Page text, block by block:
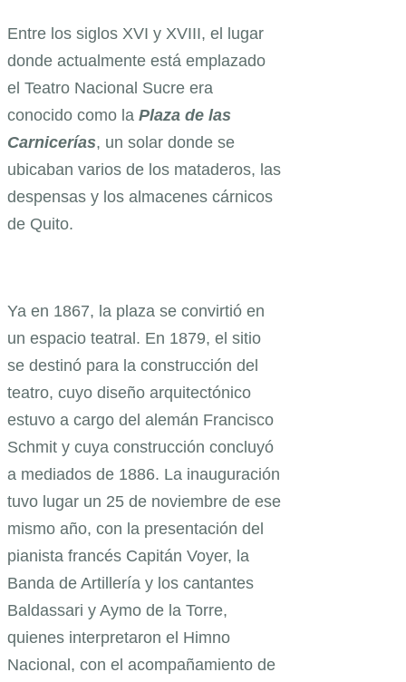
Entre los siglos XVI y XVIII, el lugar
donde actualmente está emplazado
el Teatro Nacional Sucre era
conocido como la Plaza de las
Carnicerías, un solar donde se
ubicaban varios de los mataderos, las
despensas y los almacenes cárnicos
de Quito.
Ya en 1867, la plaza se convirtió en
un espacio teatral. En 1879, el sitio
se destinó para la construcción del
teatro, cuyo diseño arquitectónico
estuvo a cargo del alemán Francisco
Schmit y cuya construcción concluyó
a mediados de 1886. La inauguración
tuvo lugar un 25 de noviembre de ese
mismo año, con la presentación del
pianista francés Capitán Voyer, la
Banda de Artillería y los cantantes
Baldassari y Aymo de la Torre,
quienes interpretaron el Himno
Nacional, con el acompañamiento de